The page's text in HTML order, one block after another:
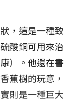
，這是一種致
酸銅可用來治
）。他還在書
蕉樹的玩意，
則是一種巨大